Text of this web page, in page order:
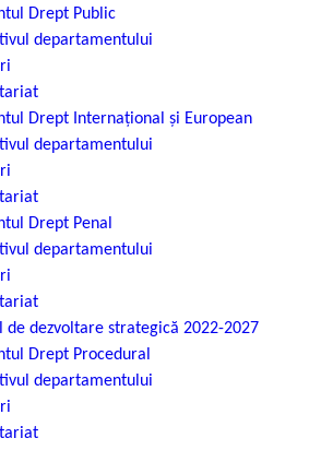
Drept Public
departamentului
Drept Internațional și European
departamentului
Drept Penal
departamentului
de dezvoltare strategică 2022-2027
Drept Procedural
departamentului